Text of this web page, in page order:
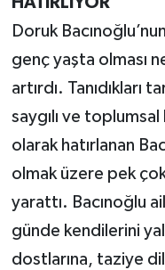
Doruk
genç yaşta olması
artırdı. Tanıdıkları
saygılı ve
olarak hatırlanan
olmak üzere pek
yarattı. Bacınoğlu
günde kendilerini
dostlarına, taziye